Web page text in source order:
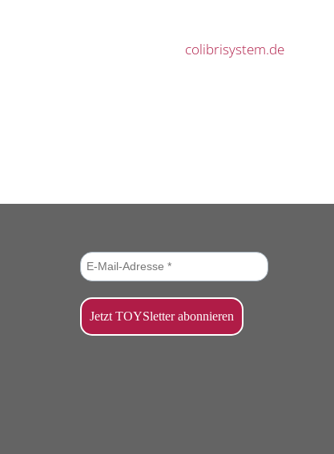
colibrisystem.de